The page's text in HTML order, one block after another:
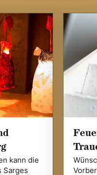
kann die
Sarges